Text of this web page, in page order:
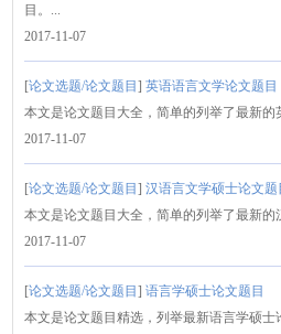
目。...
2017-11-07
[论文选题/论文题目]英语语言文学论文题目
本文是论文题目大全，简单的列举了最新的
2017-11-07
[论文选题/论文题目]汉语言文学硕士论文题
本文是论文题目大全，简单的列举了最新的
2017-11-07
[论文选题/论文题目]语言学硕士论文题目
本文是论文题目精选，列举最新语言学硕士